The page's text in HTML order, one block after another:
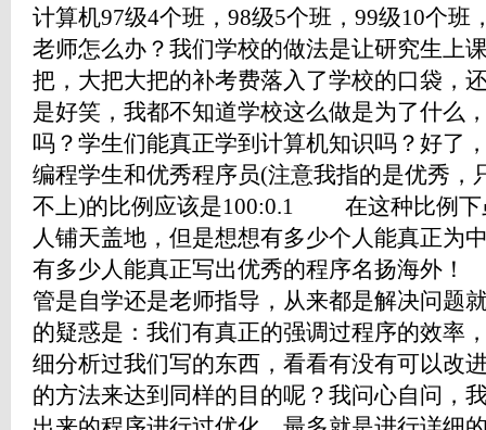
计算机97级4个班，98级5个班，99级10个班
老师怎么办？我们学校的做法是让研究生上
把，大把大把的补考费落入了学校的口袋，
是好笑，我都不知道学校这么做是为了什么
吗？学生们能真正学到计算机知识吗？好了
编程学生和优秀程序员(注意我指的是优秀，
不上)的比例应该是100:0.1 在这种比例下
人铺天盖地，但是想想有多少个人能真正为
有多少人能真正写出优秀的程序名扬海外
管是自学还是老师指导，从来都是解决问题
的疑惑是：我们有真正的强调过程序的效率
细分析过我们写的东西，看看有没有可以改
的方法来达到同样的目的呢？我问心自问，